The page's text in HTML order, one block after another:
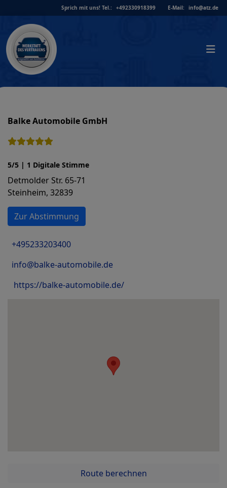
to
content
Sprich mit uns! Tel.: +492330918399 E-Mail: info@atz.de
Balke Automobile GmbH
5/5 | 1 Digitale Stimme
Detmolder Str. 65-71
Steinheim, 32839
Zur Abstimmung
+495233203400
info@balke-automobile.de
https://balke-automobile.de/
Route berechnen